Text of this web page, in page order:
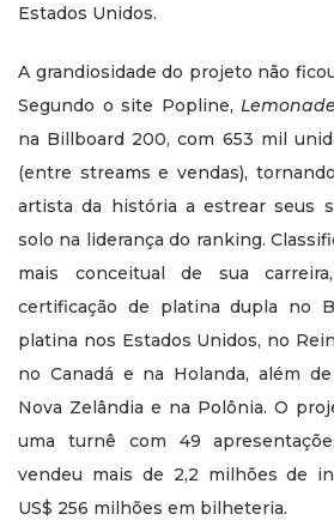
Estados Unidos.
A grandiosidade do projeto não
Segundo o site Popline, Lemonade
na Billboard 200, com 653 mil
(entre streams e vendas),
artista da história a estrear seus
solo na liderança do ranking.
mais conceitual de sua
certificação de platina dupla no
platina nos Estados Unidos, no
no Canadá e na Holanda, além
Nova Zelândia e na Polônia. O
uma turnê com 49
vendeu mais de 2,2 milhões de
US$ 256 milhões em bilheteria.